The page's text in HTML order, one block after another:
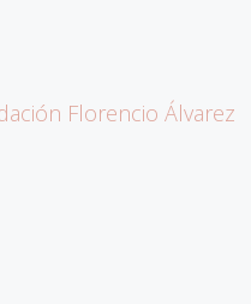
Florencio Álvarez